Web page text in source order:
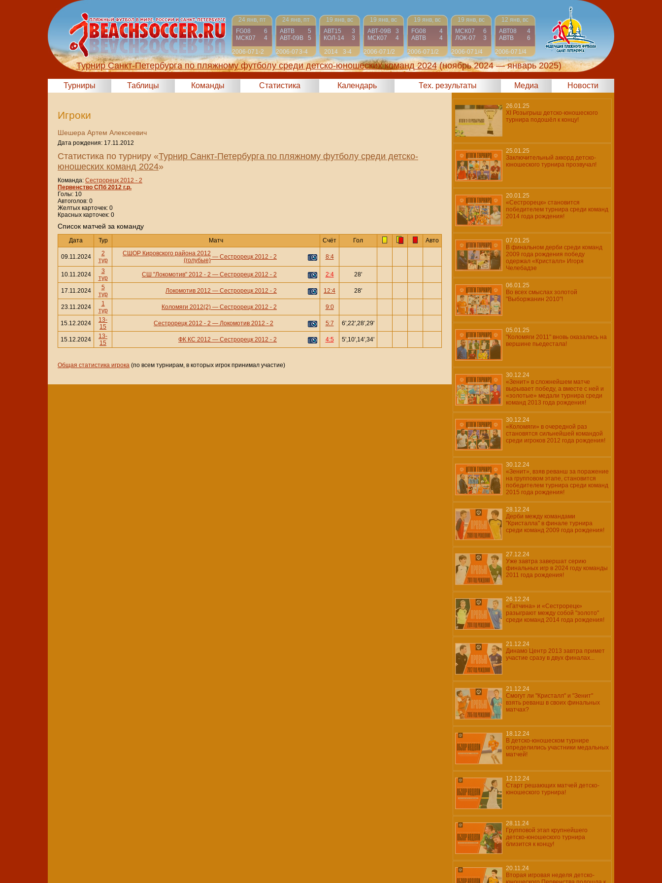
24 янв, пт
FG08
6
МСК07
4
2006-07 1-2
24 янв, пт
АВТВ
5
АВТ-09B
5
2006-073-4
19 янв, вс
АВТ15
3
КОЛ-14
3
2014
3-4
19 янв, вс
АВТ-09B
3
МСК07
4
2006-07 1/2
19 янв, вс
FG08
4
АВТВ
4
2006-07 1/2
19 янв, вс
МСК07
6
ЛОК-07
3
2006-07 1/4
12 янв, вс
АВТ08
4
АВТВ
6
2006-07 1/4
Турнир Санкт-Петербурга по пляжному футболу среди детско-юношеских команд 2024 (ноябрь 2024 — январь 2025)
Турниры Таблицы Команды Статистика Календарь Тех. результаты Медиа Новости
Игроки
Шешера Артем Алексеевич
Дата рождения: 17.11.2012
Статистика по турниру «Турнир Санкт-Петербурга по пляжному футболу среди детско-
юношеских команд 2024»
Команда: Сестрорецк 2012 - 2
Первенство СПб 2012 г.р.
Голы: 10
Автоголов: 0
Желтых карточек: 0
Красных карточек: 0
Cписок матчей за команду
Дата Тур Матч Счёт Гол Авто
09.11.2024
2
тур
СШОР Кировского района 2012
(голубые) — Сестрорецк 2012 - 2 8:4
10.11.2024
3
тур
СШ "Локомотив" 2012 - 2 — Сестрорецк 2012 - 2 2:4 28'
17.11.2024
5
тур
Локомотив 2012 — Сестрорецк 2012 - 2 12:4 28'
23.11.2024
1
тур
Коломяги 2012(2) — Сестрорецк 2012 - 2 9:0
15.12.2024
13-
15
Сестрорецк 2012 - 2 — Локомотив 2012 - 2 5:7 6',22',28',29'
15.12.2024
13-
15
ФК КС 2012 — Сестрорецк 2012 - 2 4:5 5',10',14',34'
Общая статистика игрока (по всем турнирам, в которых игрок принимал участие)
26.01.25
XI Розыгрыш детско-юношеского
турнира подошёл к концу!
25.01.25
Заключительный аккорд детско-
юношеского турнира прозвучал!
20.01.25
«Сестрорецк» становится
победителем турнира среди команд
2014 года рождения!
07.01.25
В финальном дерби среди команд
2009 года рождения победу
одержал «Кристалл» Игоря
Челебадзе
06.01.25
Во всех смыслах золотой
"Выборжанин 2010"!
05.01.25
"Коломяги 2011" вновь оказались на
вершине пьедестала!
30.12.24
«Зенит» в сложнейшем матче
вырывает победу, а вместе с ней и
«золотые» медали турнира среди
команд 2013 года рождения!
30.12.24
«Коломяги» в очередной раз
становятся сильнейшей командой
среди игроков 2012 года рождения!
30.12.24
«Зенит», взяв реванш за поражение
на групповом этапе, становится
победителем турнира среди команд
2015 года рождения!
28.12.24
Дерби между командами
"Кристалла" в финале турнира
среди команд 2009 года рождения!
27.12.24
Уже завтра завершат серию
финальных игр в 2024 году команды
2011 года рождения!
26.12.24
«Гатчина» и «Сестрорецк»
разыграют между собой "золото"
среди команд 2014 года рождения!
21.12.24
Динамо Центр 2013 завтра примет
участие сразу в двух финалах...
21.12.24
Смогут ли "Кристалл" и "Зенит"
взять реванш в своих финальных
матчах?
18.12.24
В детско-юношеском турнире
определились участники медальных
матчей!
12.12.24
Старт решающих матчей детско-
юношеского турнира!
28.11.24
Групповой этап крупнейшего
детско-юношеского турнира
близится к концу!
20.11.24
Вторая игровая неделя детско-